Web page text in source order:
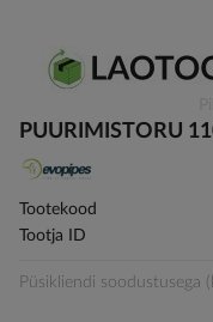
to
beginning
of
images
gallery
PUURIMISTORU
Tootekood
Tootja ID
Püsikliendi soodustusega